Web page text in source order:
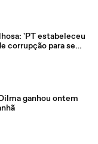
'PT estabeleceu
corrupção para se
ganhou ontem